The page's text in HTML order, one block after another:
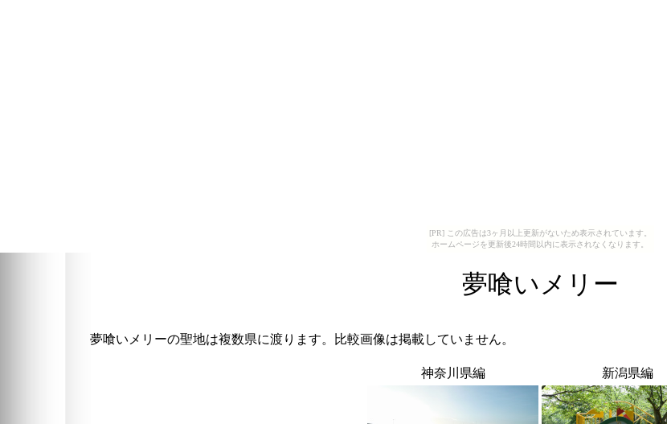
[PR] この広告は3ヶ月以上更新がないため表示されています。
ホームページを更新後24時間以内に表示されなくなります。
夢喰いメリー
夢喰いメリーの聖地は複数県に渡ります。比較画像は掲載していません。
神奈川県編 新潟県編